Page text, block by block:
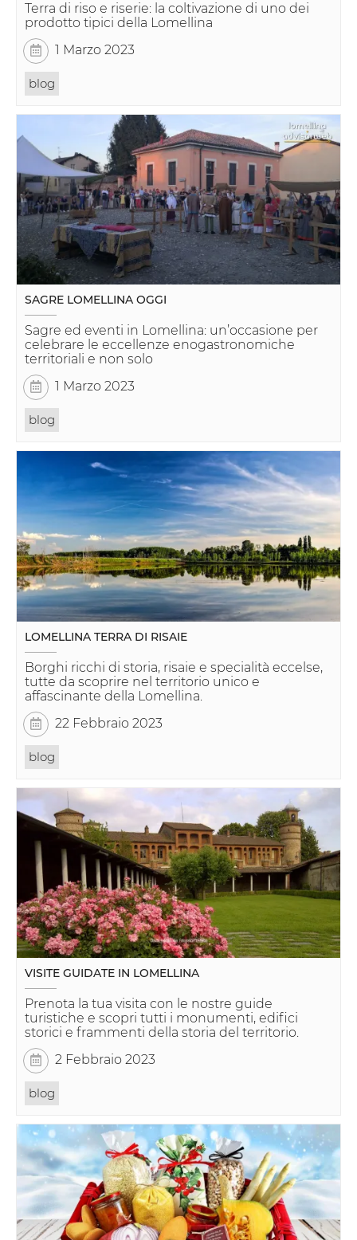
Terra di riso e riserie: la coltivazione di uno dei
prodotto tipici della Lomellina
1 Marzo 2023
blog
SAGRE LOMELLINA OGGI
Sagre ed eventi in Lomellina: un’occasione per
celebrare le eccellenze enogastronomiche
territoriali e non solo
1 Marzo 2023
blog
LOMELLINA TERRA DI RISAIE
Borghi ricchi di storia, risaie e specialità eccelse,
tutte da scoprire nel territorio unico e
affascinante della Lomellina.
22 Febbraio 2023
blog
VISITE GUIDATE IN LOMELLINA
Prenota la tua visita con le nostre guide
turistiche e scopri tutti i monumenti, edifici
storici e frammenti della storia del territorio.
2 Febbraio 2023
blog